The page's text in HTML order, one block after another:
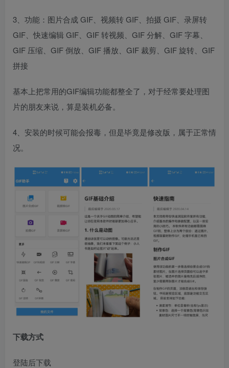
3、功能：图片合成 GIF、视频转 GIF、拍摄 GIF、录屏转
GIF、快速编辑 GIF、GIF 转视频、GIF 分解、GIF 字幕、
GIF 压缩、GIF 倒放、GIF 播放、GIF 裁剪、GIF 旋转、GIF
拼接
基本上把常用的GIF编辑功能都整全了，对于经常要处理图
片的朋友来说，算是装机必备。
4、安装的时候可能会报毒，但是毕竟是修改版，属于正常情
况。
下载方式
登陆后下载